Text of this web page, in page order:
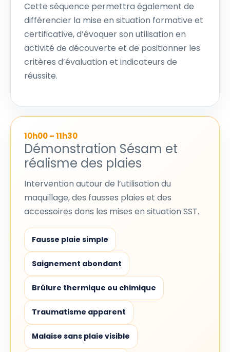
Cette séquence permettra également de
différencier la mise en situation formative et
certificative, d’évoquer son utilisation en
activité de découverte et de positionner les
critères d’évaluation et indicateurs de
réussite.
10h00 – 11h30
Démonstration Sésam et
réalisme des plaies
Intervention autour de l’utilisation du
maquillage, des fausses plaies et des
accessoires dans les mises en situation SST.
Fausse plaie simple
Saignement abondant
Brûlure thermique ou chimique
Traumatisme apparent
Malaise sans plaie visible